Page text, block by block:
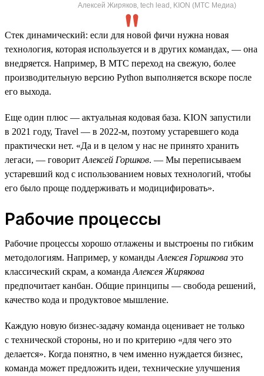
Алексей Жиряков, tech lead, KION (МТС Медиа)
Стек динамический: если для новой фичи нужна новая
технология, которая используется и в других командах, — она
внедряется. Например, В МТС переход на свежую, более
производительную версию Python выполняется вскоре после
его выхода.
Еще один плюс — актуальная кодовая база. KION запустили
в 2021 году, Travel — в 2022-м, поэтому устаревшего кода
практически нет. «Да и в целом у нас не принято хранить
легаси, — говорит Алексей Горшков. — Мы переписываем
устаревший код с использованием новых технологий, чтобы
его было проще поддерживать и модицифировать».
Рабочие процессы
Рабочие процессы хорошо отлажены и выстроены по гибким
методологиям. Например, у команды Алексея Горшкова это
классический скрам, а команда Алексея Жирякова
предпочитает канбан. Общие принципы — свобода решений,
качество кода и продуктовое мышление.
Каждую новую бизнес-задачу команда оценивает не только
с технической стороны, но и по критерию «для чего это
делается». Когда понятно, в чем именно нуждается бизнес,
команда может предложить идеи, технические улучшения